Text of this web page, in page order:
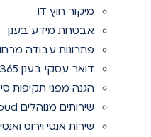
מיקור חוץ IT
אבטחת מידע בענן
פתרונות עבודה
דואר עסקי בענן Office 365
הגנה מפני תקיפות
שירותים מנוהלים JumpCloud
שירות אנטי וירוס